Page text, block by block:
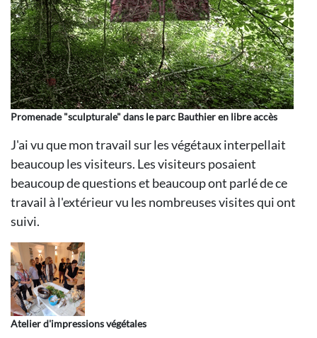
Promenade "sculpturale" dans le parc Bauthier en libre accès
J'ai vu que mon travail sur les végétaux interpellait
beaucoup les visiteurs. Les visiteurs posaient
beaucoup de questions et beaucoup ont parlé de ce
travail à l'extérieur vu les nombreuses visites qui ont
suivi.
Atelier d'impressions végétales